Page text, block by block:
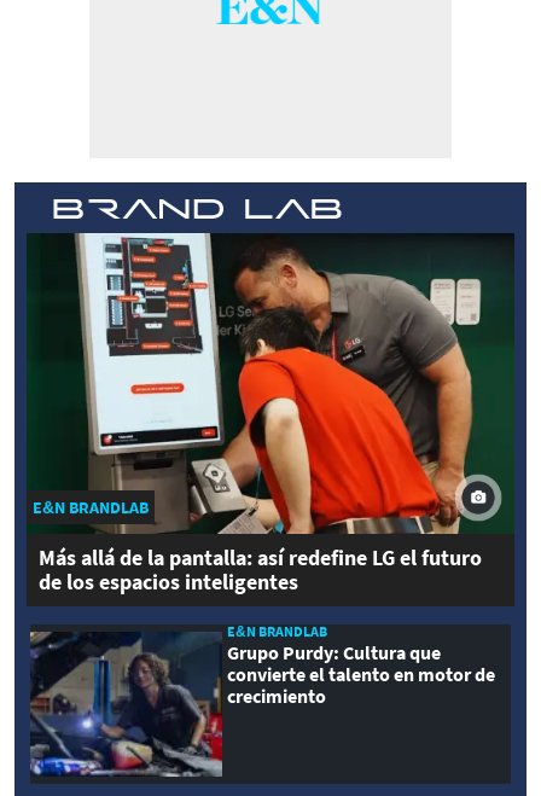
E&N BRANDLAB
Más allá de la pantalla: así redefine LG el futuro
de los espacios inteligentes
E&N BRANDLAB
Grupo Purdy: Cultura que
convierte el talento en motor de
crecimiento